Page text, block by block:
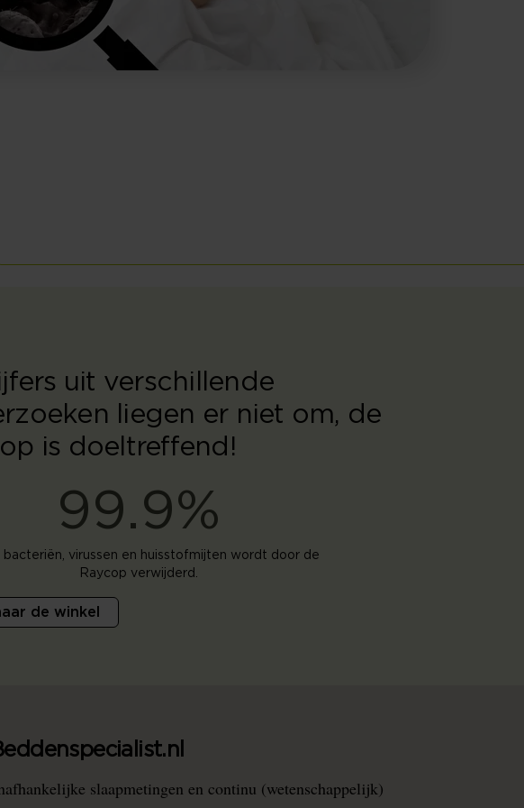
uit verschillende
liegen er niet om, de
is doeltreffend!
99.9%
bacteriën, virussen en huisstofmijten wordt door de
Raycop verwijderd.
de winkel
slaapmetingen en continu (wetenschappelijk)